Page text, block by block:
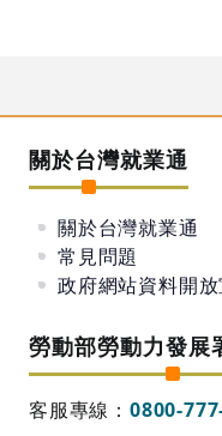
關於台灣就業通
關於台灣就業通
常見問題
政府網站資料開
勞動部勞動力發展
客服專線： 0800-